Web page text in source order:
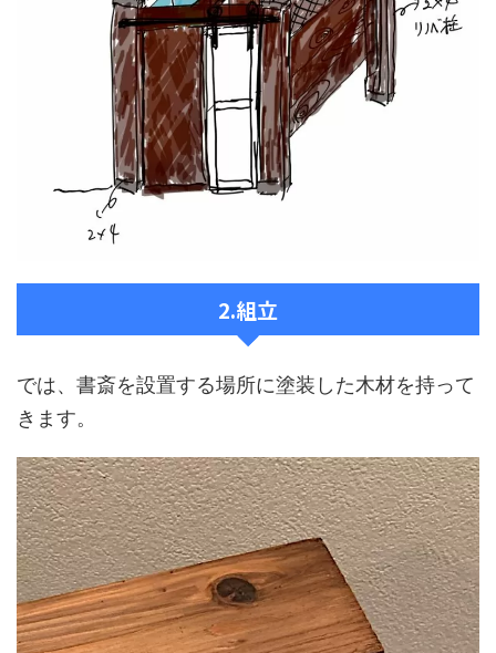
2.組立
では、書斎を設置する場所に塗装した木材を持って
きます。